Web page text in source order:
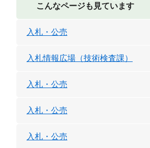
こんなページも見ています
入札・公売
入札情報広場（技術検査課）
入札・公売
入札・公売
入札・公売